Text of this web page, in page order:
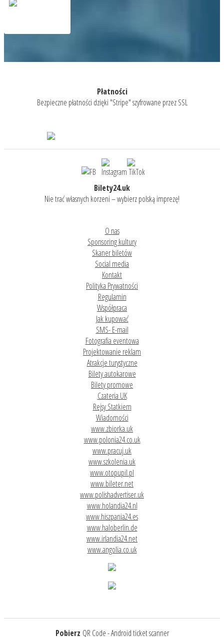
Płatności
Bezpieczne płatności dzięki "Stripe" szyfrowane przez SSL
Bilety24.uk
Nie trać własnych korzeni – wybierz polską imprezę!
O nas
Sponsoring kultury
Skaner biletów
Social media
Kontakt
Polityka Prywatności
Regulamin
Współpraca
Jak kupować
SMS- E-mail
Fotografia eventowa
Projektowanie reklam
Atrakcje turystyczne
Bilety autokarowe
Bilety promowe
Czateria UK
Rejsy Statkiem
Wiadomości
www.zbiorka.uk
www.polonia24.co.uk
www.pracuj.uk
www.szkolenia.uk
www.otopupil.pl
www.bileter.net
www.polishadvertiser.uk
www.holandia24.nl
www.hiszpania24.es
www.haloberlin.de
www.irlandia24.net
www.angolia.co.uk
Pobierz QR Code - Android ticket scanner